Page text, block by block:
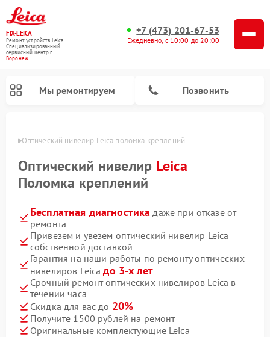
FIX-LEICA
Ремонт устройств Leica
Специализированный
cервисный центр г.
Воронеж
+7 (473) 201-67-53
Ежедневно, с 10:00 до 20:00
Мы ремонтируем Позвонить
Оптический нивелир Leica поломка креплений
Оптический нивелир Leica
Поломка креплений
Бесплатная диагностика даже при отказе от
ремонта
Привезем и увезем оптический нивелир Leica
собственной доставкой
Гарантия на наши работы по ремонту оптических
нивелиров Leicaдо 3-х лет
Срочный ремонт оптических нивелиров Leica в
течении часа
Скидка для вас до 20%
Получите 1500 рублей на ремонт
Оригинальные комплектующие Leica